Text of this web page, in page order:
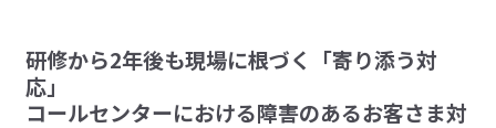
研修から2年後も現場に根づく「寄り添う対
応」
コールセンターにおける障害のあるお客さま対